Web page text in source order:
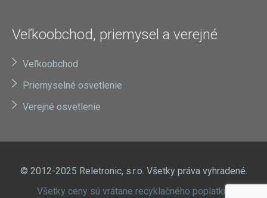
Veľkoobchod, priemysel a verejné
Veľkoobchod
Priemyselné osvetlenie
Verejné osvetlenie
© 2012-2025 Reletronic, s.r.o. Všetky práva vyhradené.
Všetky ceny sú vrátane recyklačného poplatku.